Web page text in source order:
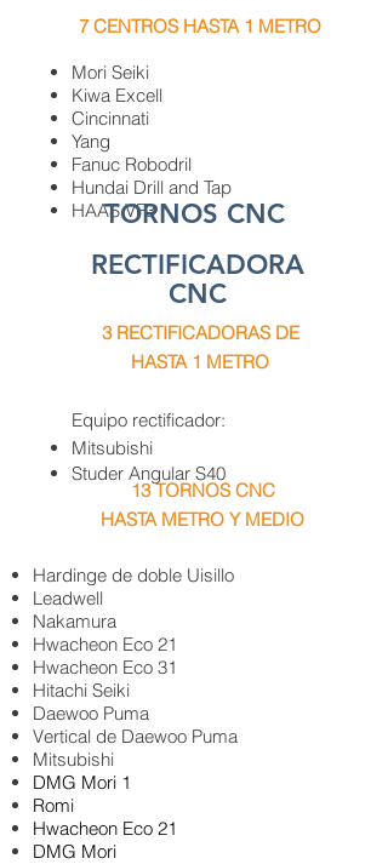
7 CENTROS HASTA 1 METRO
Mori Seiki
Kiwa Excell
Cincinnati
Yang
Fanuc Robodril
Hundai Drill and Tap
HAAS VF3
TORNOS CNC
RECTIFICADORA
CNC
3 RECTIFICADORAS DE
HASTA 1 METRO
Equipo rectificador:
Mitsubishi
Studer Angular S40
13 TORNOS CNC
HASTA METRO Y MEDIO
Hardinge de doble Uisillo
Leadwell
Nakamura
Hwacheon Eco 21
Hwacheon Eco 31
Hitachi Seiki
Daewoo Puma
Vertical de Daewoo Puma
Mitsubishi
DMG Mori 1
Romi
Hwacheon Eco 21
DMG Mori